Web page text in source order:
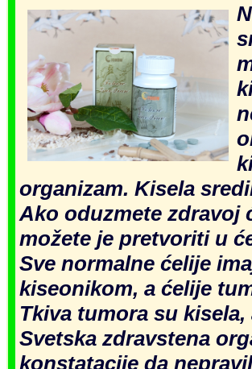
organizam. Kisela
Ako oduzmete zdravoj
možete je pretvoriti u
Sve normalne ćelije
kiseonikom, a ćelije
Tkiva tumora su
Svetska zdravstena
konstatacije da